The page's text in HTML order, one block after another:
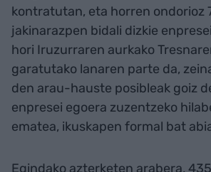
kontratutan, eta horren ondorioz
jakinarazpen bidali dizkie
hori Iruzurraren aurkako
garatutako lanaren parte da,
den arau-hauste posibleak goiz
enpresei egoera zuzentzeko
ematea, ikuskapen formal bat
Egindako azterketen arabera,